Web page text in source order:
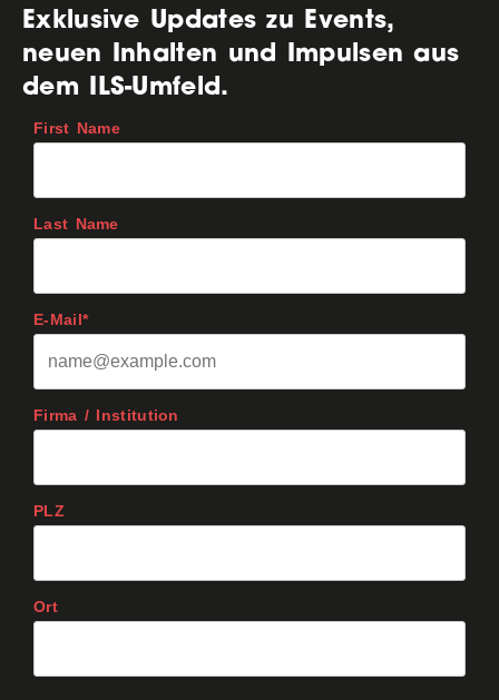
Exklusive Updates zu Events,
neuen Inhalten und Impulsen aus
dem ILS-Umfeld.
First Name
Last Name
E-Mail*
Firma / Institution
PLZ
Ort